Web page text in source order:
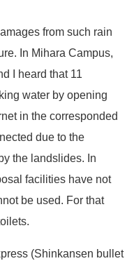
from such rain
In Mihara Campus,
I heard that 11
water by opening
in the corresponded
due to the
the landslides. In
facilities have not
be used. For that
(Shinkansen bullet